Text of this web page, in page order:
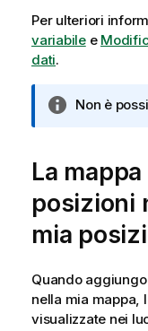
Per ulteriori
variabile e
dati.
N
a
i
n
o
m
a
t
Non è
La
posizioni
mia
Quando
nella mia mappa,
visualizzate nei